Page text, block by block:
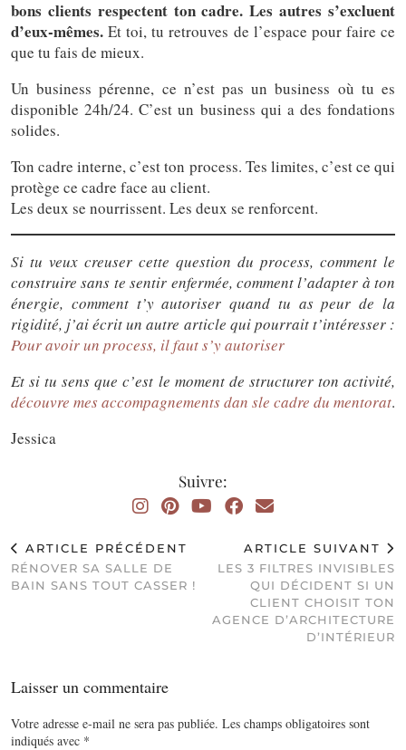
bons clients respectent ton cadre. Les autres s’excluent
d’eux-mêmes. Et toi, tu retrouves de l’espace pour faire ce
que tu fais de mieux.
Un business pérenne, ce n’est pas un business où tu es
disponible 24h/24. C’est un business qui a des fondations
solides.
Ton cadre interne, c’est ton process. Tes limites, c’est ce qui
protège ce cadre face au client.
Les deux se nourrissent. Les deux se renforcent.
Si tu veux creuser cette question du process, comment le
construire sans te sentir enfermée, comment l’adapter à ton
énergie, comment t’y autoriser quand tu as peur de la
rigidité, j’ai écrit un autre article qui pourrait t’intéresser :
Pour avoir un process, il faut s’y autoriser
Et si tu sens que c’est le moment de structurer ton activité,
découvre mes accompagnements dan sle cadre du mentorat.
Jessica
Suivre:
ARTICLE PRÉCÉDENT
RÉNOVER SA SALLE DE
BAIN SANS TOUT CASSER !
ARTICLE SUIVANT
LES 3 FILTRES INVISIBLES
QUI DÉCIDENT SI UN
CLIENT CHOISIT TON
AGENCE D’ARCHITECTURE
D’INTÉRIEUR
Laisser un commentaire
Votre adresse e-mail ne sera pas publiée. Les champs obligatoires sont
indiqués avec *